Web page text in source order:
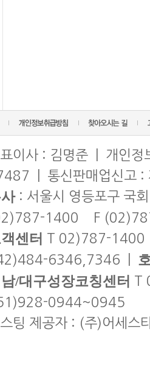
이사 : 김명준 | 개인
| 통신판매업신고
: 서울시 영등포구 국
1400 F
센터 T 02)787-
6346,7346 |
/대구성장코칭센터 T
0944~0945
팅 제공자 : (주)어세